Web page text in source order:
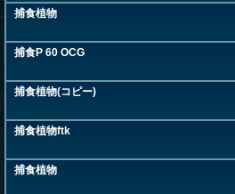
捕食植物
捕食P 60 OCG
捕食植物(コピー)
捕食植物ftk
捕食植物